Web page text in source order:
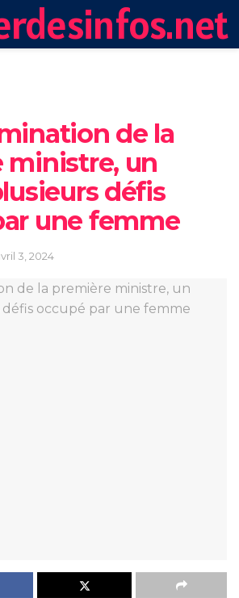
de la
ministre, un
défis
une femme
3, 2024